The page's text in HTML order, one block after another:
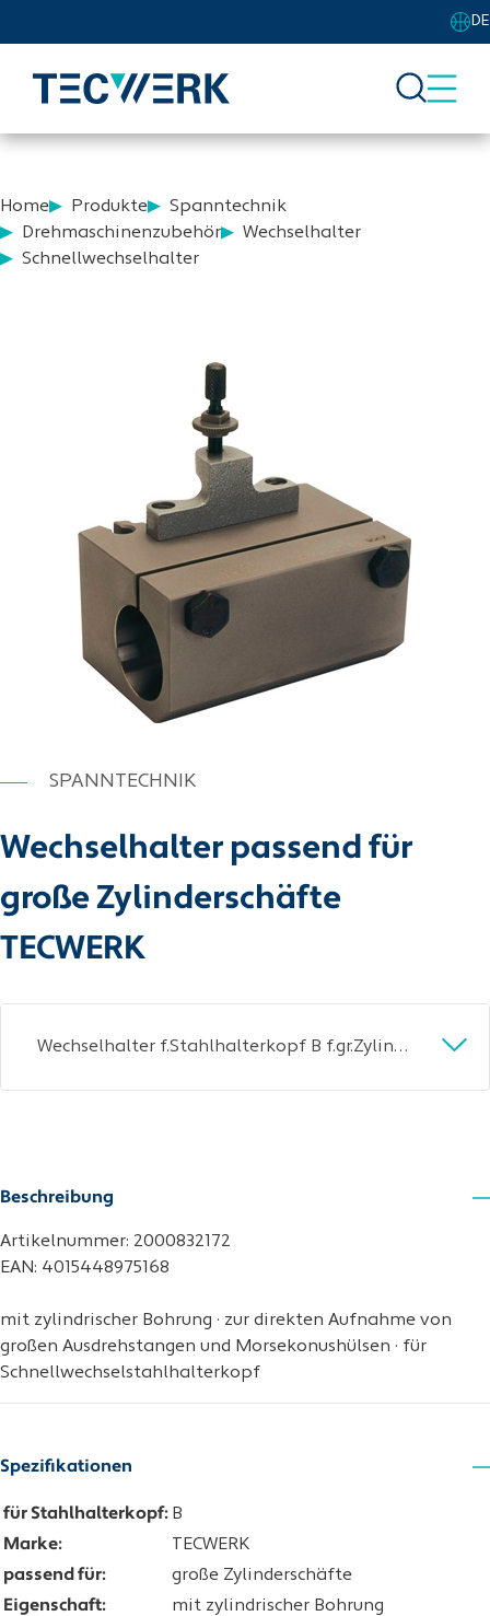
DE
Home Produkte
Spanntechnik
Drehmaschinenzubehör
Wechselhalter
Schnellwechselhalter
SPANNTECHNIK
Wechselhalter passend für
große Zylinderschäfte
TECWERK
Wechselhalter f.Stahlhalterkopf B f.gr.Zylinderschäfte Spann-D.40mm TECWERK
Beschreibung
Artikelnummer: 2000832172
EAN: 4015448975168
mit zylindrischer Bohrung · zur direkten Aufnahme von
großen Ausdrehstangen und Morsekonushülsen · für
Schnellwechselstahlhalterkopf
Spezifikationen
für Stahlhalterkopf: B
Marke:
TECWERK
passend für:
große Zylinderschäfte
Eigenschaft:
mit zylindrischer Bohrung